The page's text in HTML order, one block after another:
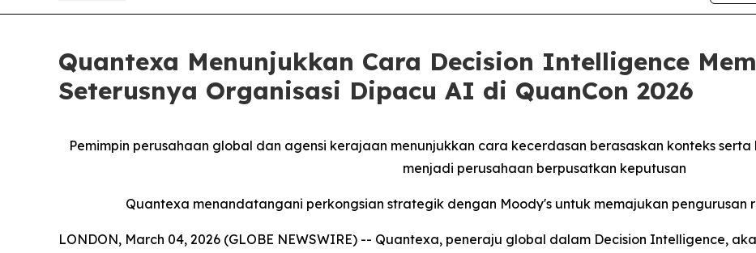
Quantexa Menunjukkan Cara Decision Intelligence
Seterusnya Organisasi Dipacu AI di QuanCon 2026
Pemimpin perusahaan global dan agensi kerajaan menunjukkan cara kecerdasan berasaskan konteks
menjadi perusahaan berpusatkan keputusan
Quantexa menandatangani perkongsian strategik dengan Moody's untuk memajukan pengurusan
LONDON, March 04, 2026 (GLOBE NEWSWIRE) -- Quantexa, peneraju global dalam Decision Intelligence,